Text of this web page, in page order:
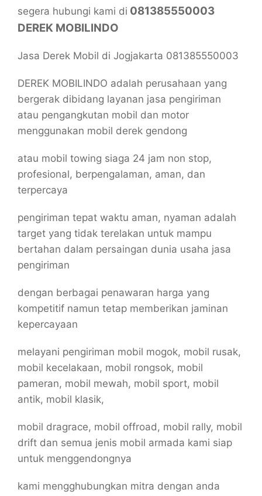
segera hubungi kami di 081385550003
DEREK MOBILINDO
Jasa Derek Mobil di Jogjakarta 081385550003
DEREK MOBILINDO adalah perusahaan yang
bergerak dibidang layanan jasa pengiriman
atau pengangkutan mobil dan motor
menggunakan mobil derek gendong
atau mobil towing siaga 24 jam non stop,
profesional, berpengalaman, aman, dan
terpercaya
pengiriman tepat waktu aman, nyaman adalah
target yang tidak terelakan untuk mampu
bertahan dalam persaingan dunia usaha jasa
pengiriman
dengan berbagai penawaran harga yang
kompetitif namun tetap memberikan jaminan
kepercayaan
melayani pengiriman mobil mogok, mobil rusak,
mobil kecelakaan, mobil rongsok, mobil
pameran, mobil mewah, mobil sport, mobil
antik, mobil klasik,
mobil dragrace, mobil offroad, mobil rally, mobil
drift dan semua jenis mobil armada kami siap
untuk menggendongnya
kami mengghubungkan mitra dengan anda